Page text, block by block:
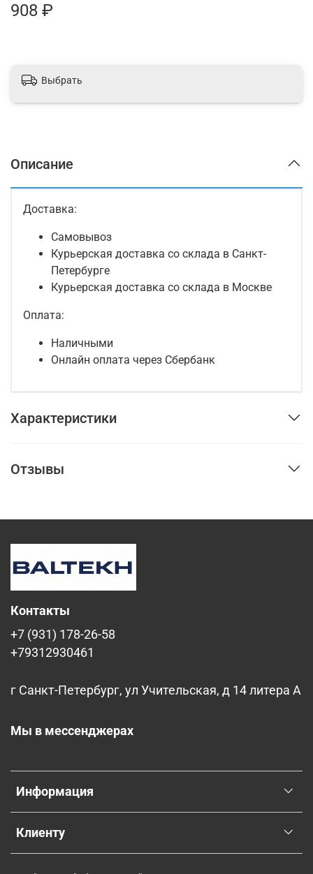
908 ₽
Выбрать
Описание
Доставка:
Самовывоз
Курьерская доставка со склада в Санкт-
Петербурге
Курьерская доставка со склада в Москве
Оплата:
Наличными
Онлайн оплата через Сбербанк
Характеристики
Отзывы
Информация
Клиенту
Контакты
+7 (931) 178-26-58
+79312930461
г Санкт-Петербург, ул Учительская, д 14 литера А
Мы в мессенджерах